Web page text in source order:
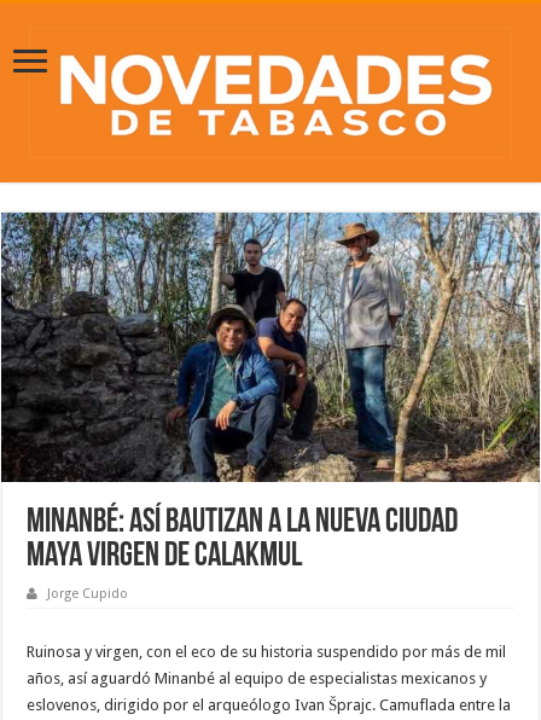
Minanbé: Así bautizan a la nueva ciudad
maya virgen de Calakmul
Jorge Cupido
Ruinosa y virgen, con el eco de su historia suspendido por más de mil
años, así aguardó Minanbé al equipo de especialistas mexicanos y
eslovenos, dirigido por el arqueólogo Ivan Šprajc. Camuflada entre la